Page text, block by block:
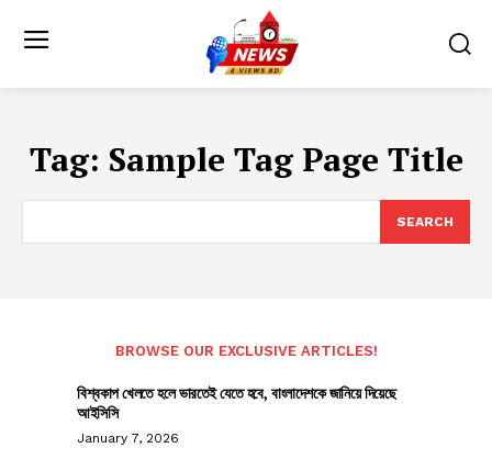
Tag: Sample Tag Page Title
SEARCH
BROWSE OUR EXCLUSIVE ARTICLES!
বিশ্বকাপ খেলতে হলে ভারতেই যেতে হবে, বাংলাদেশকে জানিয়ে দিয়েছে
আইসিসি
January 7, 2026